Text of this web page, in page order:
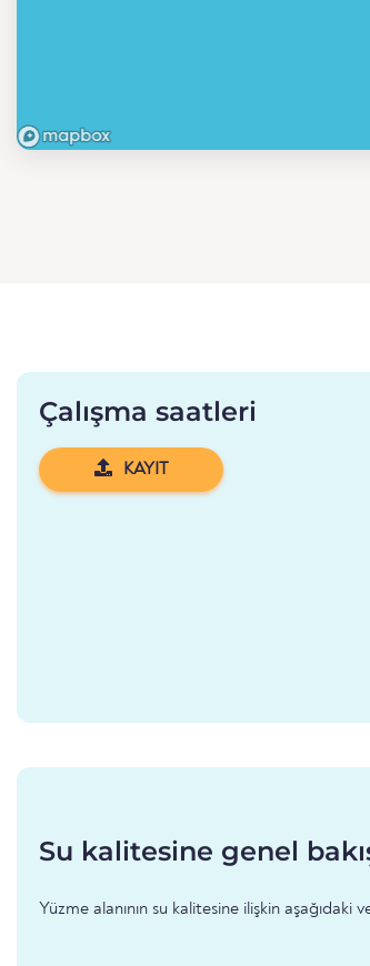
Çalışma saatleri
KAYIT
Su kalitesine genel
Yüzme alanının su kalitesine ilişkin